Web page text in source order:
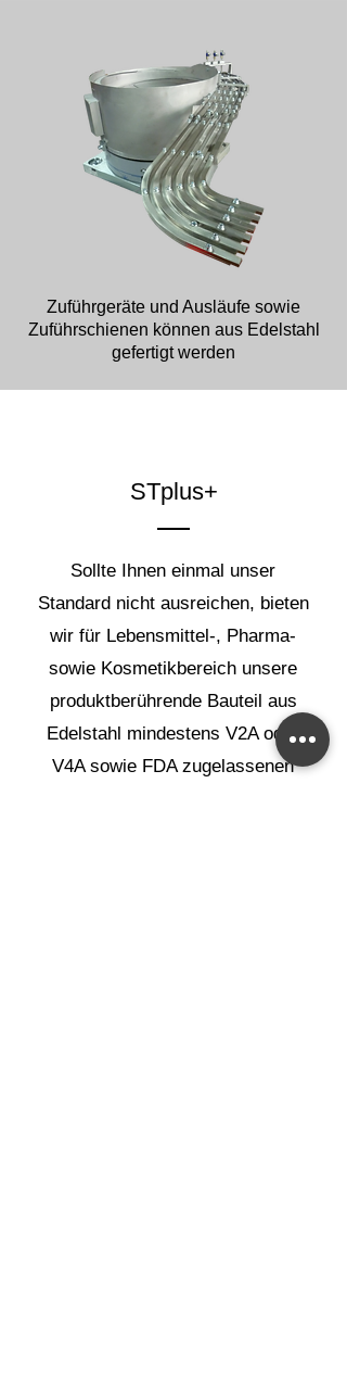
Zuführgeräte und Ausläufe sowie
Zuführschienen können aus Edelstahl
gefertigt werden
STplus+
Sollte Ihnen einmal unser
Standard nicht ausreichen, bieten
wir für Lebensmittel-, Pharma-
sowie Kosmetikbereich unsere
produktberührende Bauteil aus
Edelstahl mindestens V2A oder
V4A sowie FDA zugelassenen